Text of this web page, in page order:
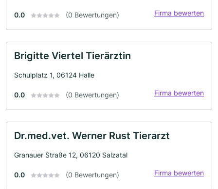
0.0 (0 Bewertungen) Firma bewerten
Brigitte Viertel Tierärztin
Schulplatz 1, 06124 Halle
0.0 (0 Bewertungen) Firma bewerten
Dr.med.vet. Werner Rust Tierarzt
Granauer Straße 12, 06120 Salzatal
0.0 (0 Bewertungen) Firma bewerten